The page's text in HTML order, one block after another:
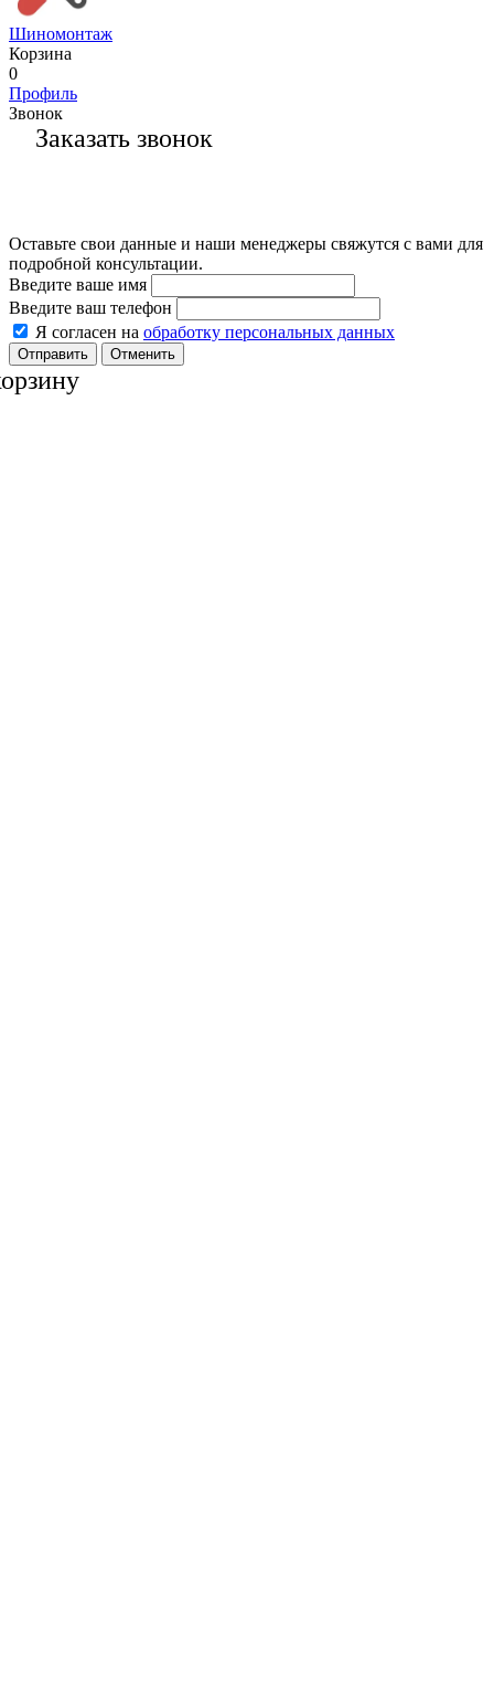
Шиномонтаж
Корзина
0
Профиль
Звонок
Заказать звонок
Оставьте свои данные и наши менеджеры свяжутся с вами для
подробной консультации.
Введите ваше имя
Введите ваш телефон
Я согласен на обработку персональных данных
Отменить